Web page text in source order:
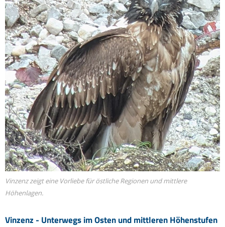
Vinzenz - Unterwegs im Osten und mittleren Höhenstufen
© Daniel Klaus
Vinzenz zeigt eine Vorliebe für östliche Regionen und mittlere
Höhenlagen.